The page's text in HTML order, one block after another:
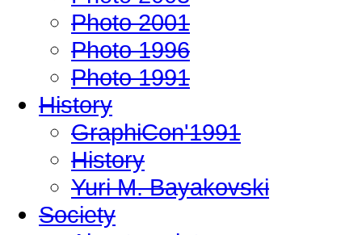
Photo 2001
Photo 1996
Photo 1991
History
GraphiCon'1991
History
Yuri M. Bayakovski
Society